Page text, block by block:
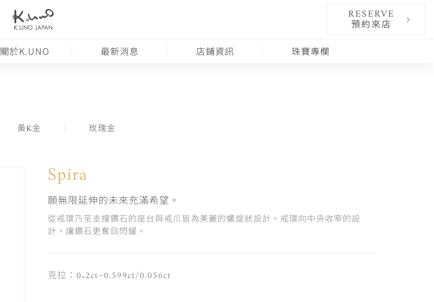
RESERVE
預約來店
關於K.UNO 最新消息 店鋪資訊 珠寶專欄
黃K金 玫瑰金
Spira
願無限延伸的未來充滿希望。
從戒環乃至支撐鑽石的座台與戒爪皆為美麗的螺旋狀設計。戒環向中央收窄的設
計，讓鑽石更奪目閃耀。
克拉：0.2ct~0.599ct/0.056ct